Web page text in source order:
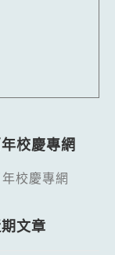
校慶專網
年校慶專網
文章